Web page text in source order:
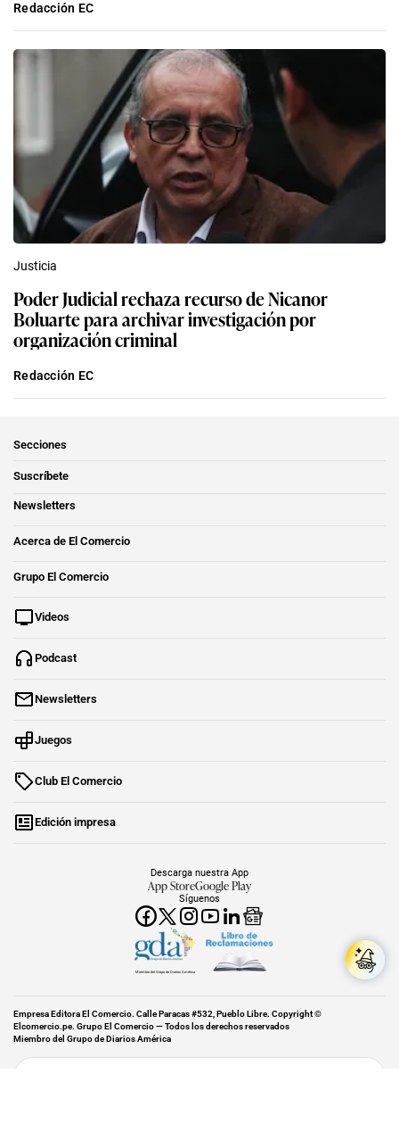
Redacción EC
Justicia
Poder Judicial rechaza recurso de Nicanor
Boluarte para archivar investigación por
organización criminal
Redacción EC
Secciones
Suscríbete
Newsletters
Acerca de El Comercio
Grupo El Comercio
Videos
Podcast
Newsletters
Juegos
Club El Comercio
Edición impresa
Síguenos
Descarga nuestra App
App StoreGoogle Play
Miembro del Grupo de Diarios América
Empresa Editora El Comercio. Calle Paracas #532, Pueblo Libre. Copyright ©
Elcomercio.pe. Grupo El Comercio — Todos los derechos reservados
Miembro del Grupo de Diarios América